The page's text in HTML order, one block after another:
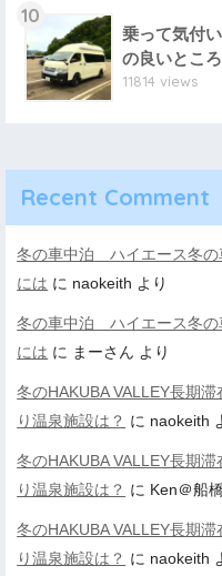
10
乗って気付
の良いとこ
11814 views
Recent Comment
冬の車中泊 ハイエース冬の
には に naokeith より
冬の車中泊 ハイエース冬の
には に まーさん より
冬のHAKUBA VALLEY長期
り温泉施設は？ に naokeith
冬のHAKUBA VALLEY長期
り温泉施設は？ に Ken＠船
冬のHAKUBA VALLEY長期
り温泉施設は？ に naokeith